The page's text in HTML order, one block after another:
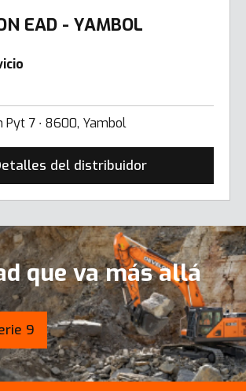
EAD - YAMBOL
7 ∙ 8600, Yambol
del distribuidor
que va más allá
9